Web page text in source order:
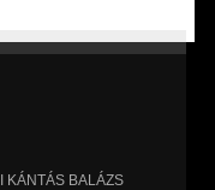
KÁNTÁS BALÁZS